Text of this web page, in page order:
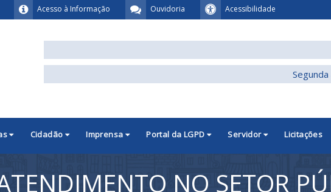
Acessibilidade
Ouvidoria
Acesso à Informação
Cidadão Imprensa Portal da LGPD Servidor Licitações
NO SETOR